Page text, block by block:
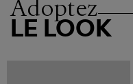
Adoptez
LE LOOK